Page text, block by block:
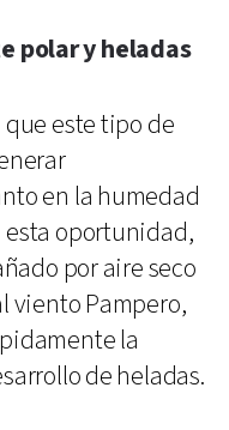
polar y heladas
este tipo de
en la humedad
esta oportunidad,
por aire seco
viento Pampero,
la
de heladas.